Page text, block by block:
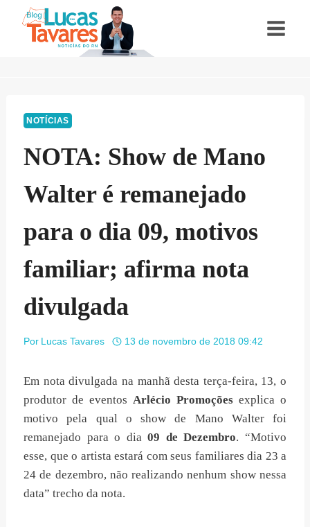
NOTÍCIAS
NOTA: Show de Mano
Walter é remanejado
para o dia 09, motivos
familiar; afirma nota
divulgada
Por Lucas Tavares 13 de novembro de 2018 09:42
Em nota divulgada na manhã desta terça-feira, 13, o
produtor de eventos Arlécio Promoções explica o
motivo pela qual o show de Mano Walter foi
remanejado para o dia09 de Dezembro. “Motivo
esse, que o artista estará com seus familiares dia 23 a
24 de dezembro, não realizando nenhum show nessa
data” trecho da nota.